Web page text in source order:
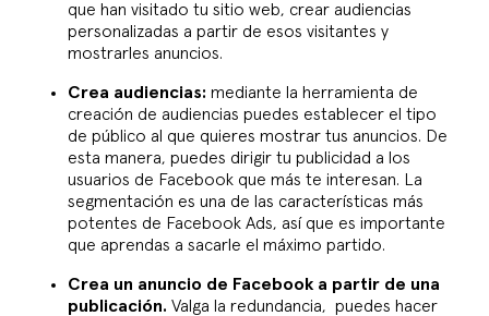
que han visitado tu sitio web, crear audiencias
personalizadas a partir de esos visitantes y
mostrarles anuncios.
Crea audiencias: mediante la herramienta de
creación de audiencias puedes establecer el tipo
de público al que quieres mostrar tus anuncios. De
esta manera, puedes dirigir tu publicidad a los
usuarios de Facebook que más te interesan. La
segmentación es una de las características más
potentes de Facebook Ads, así que es importante
que aprendas a sacarle el máximo partido.
Crea un anuncio de Facebook a partir de una
publicación. Valga la redundancia, puedes hacer